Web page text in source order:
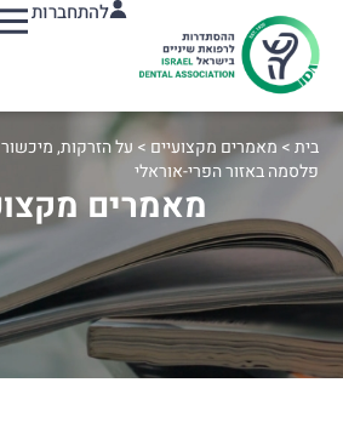
להתחברות
בית> מאמרים מקצועיים > על הזרקות,
פלסמה באזור הפרי-אוראלי
מאמרים